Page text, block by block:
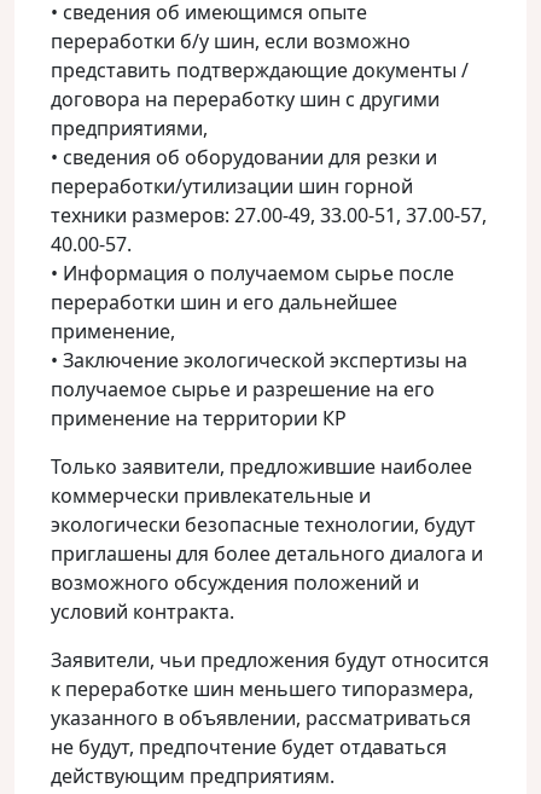
• сведения об имеющимся опыте
переработки б/у шин, если возможно
представить подтверждающие документы /
договора на переработку шин с другими
предприятиями,
• сведения об оборудовании для резки и
переработки/утилизации шин горной
техники размеров: 27.00-49, 33.00-51, 37.00-57,
40.00-57.
• Информация о получаемом сырье после
переработки шин и его дальнейшее
применение,
• Заключение экологической экспертизы на
получаемое сырье и разрешение на его
применение на территории КР
Только заявители, предложившие наиболее
коммерчески привлекательные и
экологически безопасные технологии, будут
приглашены для более детального диалога и
возможного обсуждения положений и
условий контракта.
Заявители, чьи предложения будут относится
к переработке шин меньшего типоразмера,
указанного в объявлении, рассматриваться
не будут, предпочтение будет отдаваться
действующим предприятиям.